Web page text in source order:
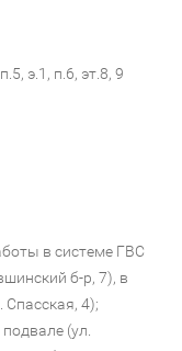
э.1, п.6, эт.8, 9
в системе ГВС
б-р, 7), в
Спасская, 4);
(ул.